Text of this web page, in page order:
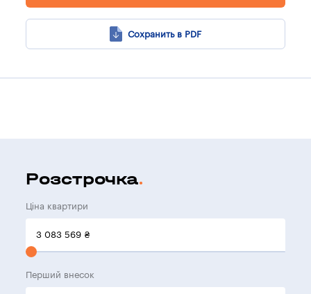
Сохранить в PDF
Розстрочка
Ціна квартири
3 083 569 ₴
Перший внесок